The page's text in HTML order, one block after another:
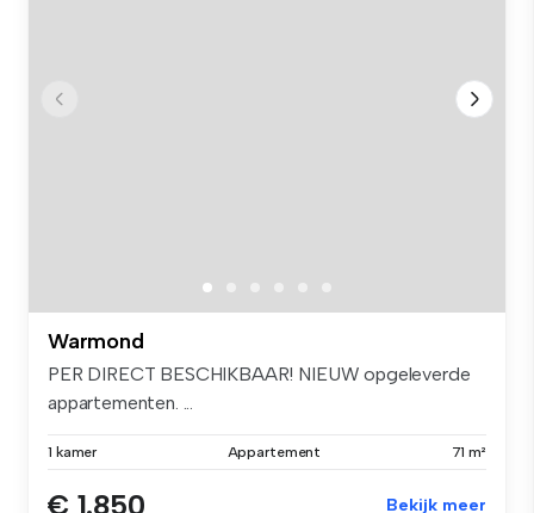
Warmond
PER DIRECT BESCHIKBAAR! NIEUW opgeleverde
appartementen. ...
1 kamer Appartement 71 m²
€ 1.850 Bekijk meer